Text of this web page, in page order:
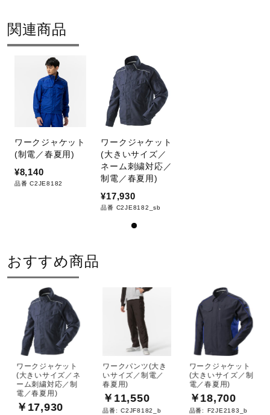
関連商品
ワークジャケット
(制電／春夏用)
¥8,140
品番 C2JE8182
ワークジャケット
(大きいサイズ／
ネーム刺繍対応／
制電／春夏用)
¥17,930
品番 C2JE8182_sb
おすすめ商品
ワークジャケット
(大きいサイズ／ネ
ーム刺繍対応／制
電／春夏用)
￥17,930
ワークパンツ(大き
いサイズ／制電／
春夏用)
￥11,550
品番: C2JF8182_b
ワークジャケット
(大きいサイズ／制
電／春夏用)
￥18,700
品番: F2JE2183_b